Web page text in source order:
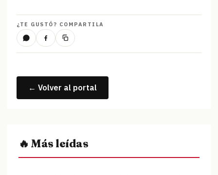
¿TE GUSTÓ? COMPARTILA
← Volver al portal
🔥 Más leídas